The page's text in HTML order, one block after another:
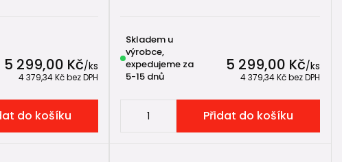
5 299,00 Kč/ks
4 379,34 Kčbez DPH
do košíku
5 299,00 Kč/ks
4 379,34 Kčbez DPH
Skladem u
výrobce,
expedujeme za
5-15 dnů
Přidat do košíku